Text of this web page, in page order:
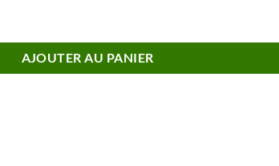
AJOUTER AU PANIER